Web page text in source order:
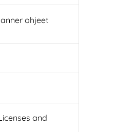
ohjeet
and